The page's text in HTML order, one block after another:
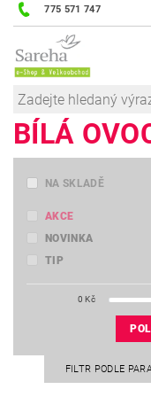
775 571 747
BÍLÁ
NA SKLADĚ
AKCE
NOVINKA
TIP
0 Kč
FILTR PODLE